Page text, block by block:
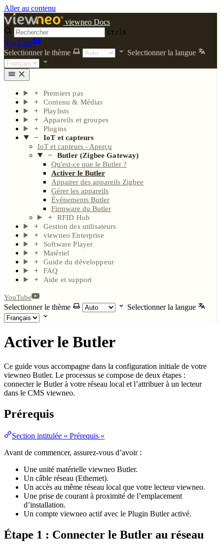
Aller au contenu
viewneo Docs
CtrlK
YouTube
Selectionner le thème
Selectionner la langue
Premiers pas
Contenu & Médias
Playlists
Appareils et groupes
Plugins
IoT et capteurs
IoT et capteurs - Aperçu
Butler (Zigbee Gateway)
Qu'est-ce que le Butler ?
Activer le Butler
Appairer des appareils Zigbee
Gérer les appareils
Événements Butler
Firmware du Butler
RFID Hub
Gestion des utilisateurs
viewneo Enterprise
Software Player
Matériel
Guide du développeur
FAQ
Aide et support
YouTube
Selectionner le thème Selectionner la langue
Activer le Butler
Ce guide vous accompagne dans la configuration initiale de votre
viewneo Butler. Le processus se compose de deux étapes :
connecter le Butler à votre réseau local et l’attribuer à un lecteur
dans le CMS viewneo.
Prérequis
Section intitulée « Prérequis »
Avant de commencer, assurez-vous d’avoir :
Une unité matérielle viewneo Butler.
Un câble réseau (Ethernet).
Un accès au même réseau local que votre lecteur viewneo.
Une prise de courant à proximité de l’emplacement
d’installation.
Un compte viewneo actif avec le Plugin Butler activé.
Étape 1 : Connecter le Butler au réseau